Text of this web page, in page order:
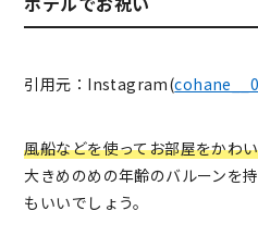
引用元：Instagram(
風船などを使ってお部屋をかわ
大きめのめの年齢のバルーンを
もいいでしょう。